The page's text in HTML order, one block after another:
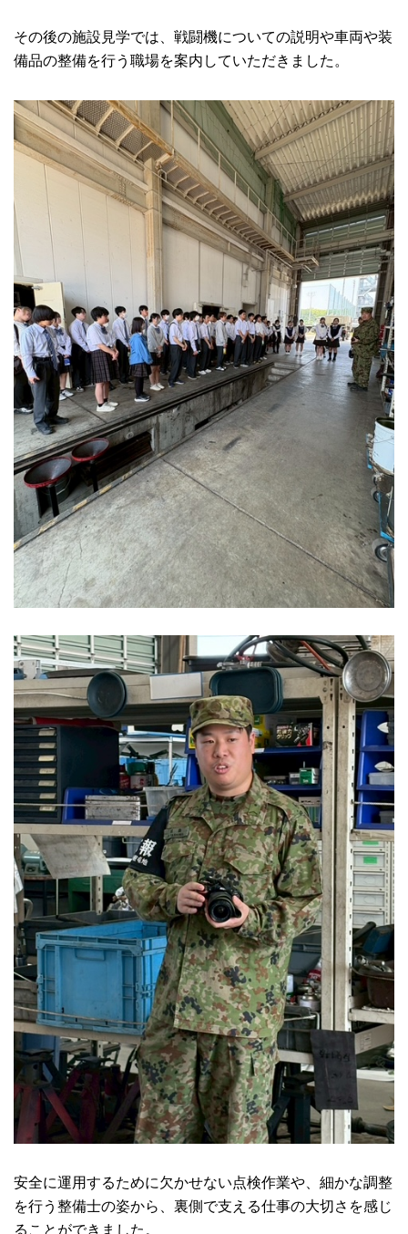
その後の施設見学では、戦闘機についての説明や車両や装
備品の整備を行う職場を案内していただきました。
安全に運用するために欠かせない点検作業や、細かな調整
を行う整備士の姿から、裏側で支える仕事の大切さを感じ
ることができました。